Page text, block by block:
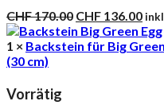
CHF170.00 Ursprünglicher
Preis
war:
CHF 136.00
Preis
ist:
1 × Backstein für Big
(30 cm)
Vorrätig